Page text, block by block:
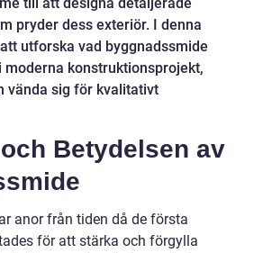
pryder dess exteriör. I denna
utforska vad byggnadssmide
moderna konstruktionsprojekt,
vända sig för kvalitativt
Betydelsen av
anor från tiden då de första
för att stärka och förgylla